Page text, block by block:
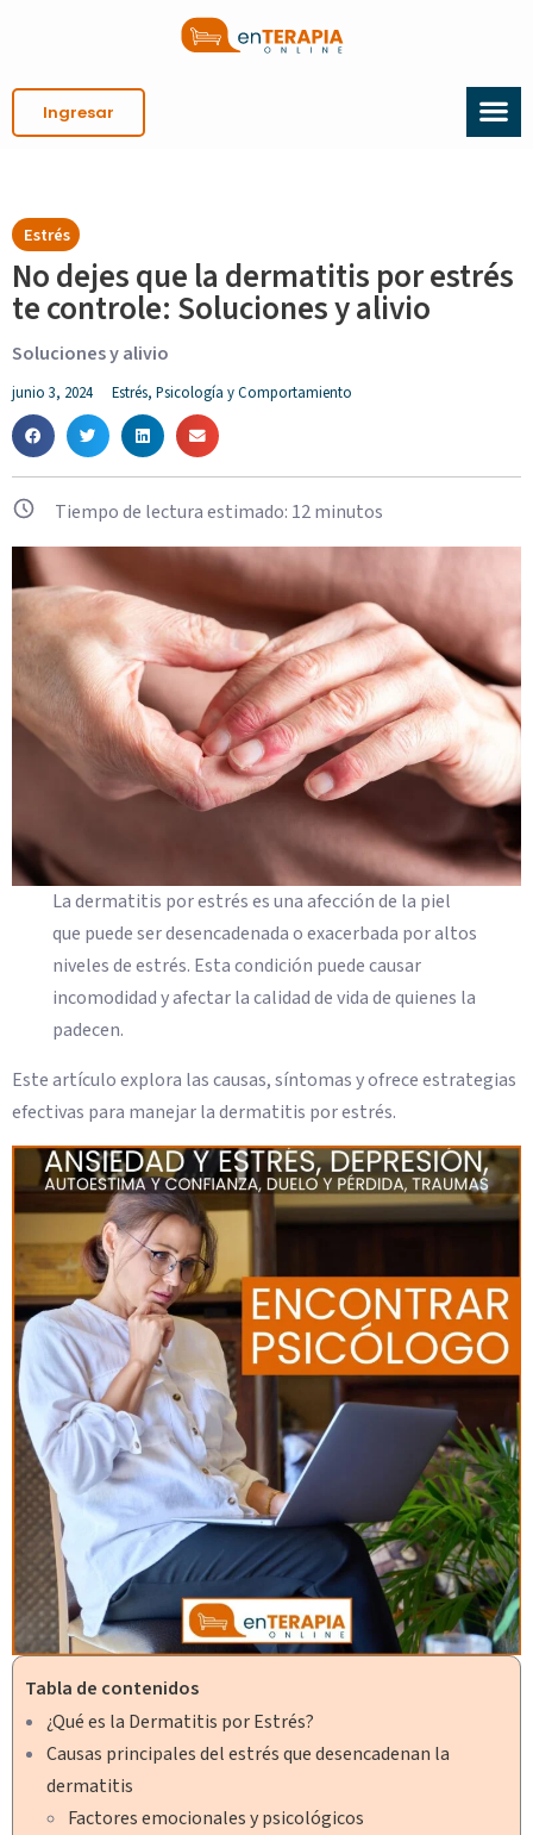
Ingresar
Estrés
No dejes que la dermatitis por estrés
te controle: Soluciones y alivio
Soluciones y alivio
junio 3, 2024 Estrés, Psicología y Comportamiento
Tiempo de lectura estimado: 12minutos
La dermatitis por estrés es una afección de la piel
que puede ser desencadenada o exacerbada por altos
niveles de estrés. Esta condición puede causar
incomodidad y afectar la calidad de vida de quienes la
padecen.
Este artículo explora las causas, síntomas y ofrece estrategias
efectivas para manejar la dermatitis por estrés.
Tabla de contenidos
¿Qué es la Dermatitis por Estrés?
Causas principales del estrés que desencadenan la
dermatitis
Factores emocionales y psicológicos